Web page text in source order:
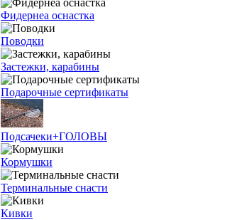
Фидернеа оснастка
Поводки
Застежки, карабины
Подарочные сертификаты
Подсачеки+ГОЛОВЫ
Кормушки
Терминальные снасти
Кивки